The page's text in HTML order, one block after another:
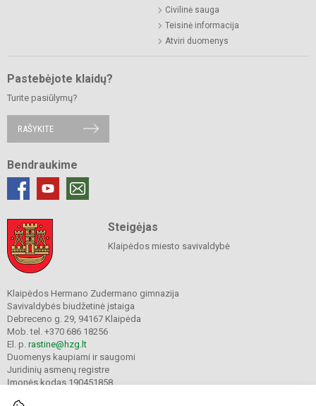
Civilinė sauga
Teisinė informacija
Atviri duomenys
Pastebėjote klaidų?
Turite pasiūlymų?
RAŠYKITE
Bendraukime
Steigėjas
Klaipėdos miesto savivaldybė
Klaipėdos Hermano Zudermano gimnazija
Savivaldybės biudžetinė įstaiga
Debreceno g. 29, 94167 Klaipėda
Mob. tel. +370 686 18256
El. p. rastine@hzg.lt
Duomenys kaupiami ir saugomi
Juridinių asmenų registre
Įmonės kodas 190451858